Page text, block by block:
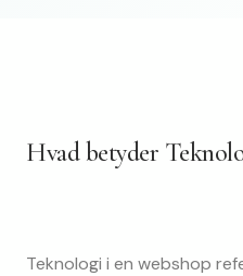
Hvad betyder
Teknologi i en webshop